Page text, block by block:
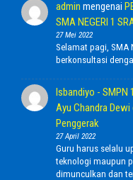
admin mengenai
SMA NEGERI 1
27 Mei 2022
Selamat pagi, SMA
berkonsultasi
Isbandiyo - SMPN
Ayu Chandra
Penggerak
27 April 2022
Guru harus selalu
teknologi maupun
dimunculkan dan